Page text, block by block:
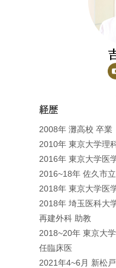
経歴
2008年 灘高校 卒業
2010年 東京大学理
2016年 東京大学医
2016~18年 佐久市
2018年 東京大学医
2018年 埼玉医科大
再建外科 助教
2018~20年 東京大
任臨床医
2021年4~6月 新松